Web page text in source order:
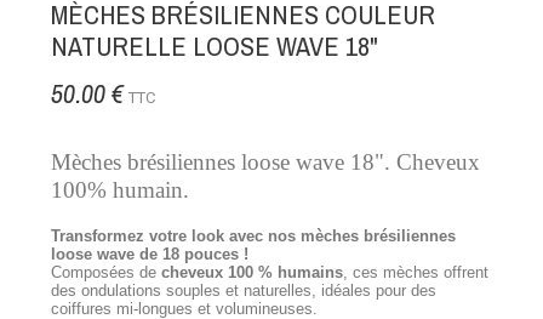
MÈCHES BRÉSILIENNES COULEUR
NATURELLE LOOSE WAVE 18"
50.00 € TTC
Mèches brésiliennes loose wave 18". Cheveux
100% humain.
Transformez votre look avec nos mèches brésiliennes
loose wave de 18 pouces !
Composées decheveux 100 % humains , ces mèches offrent
des ondulations souples et naturelles, idéales pour des
coiffures mi-longues et volumineuses.